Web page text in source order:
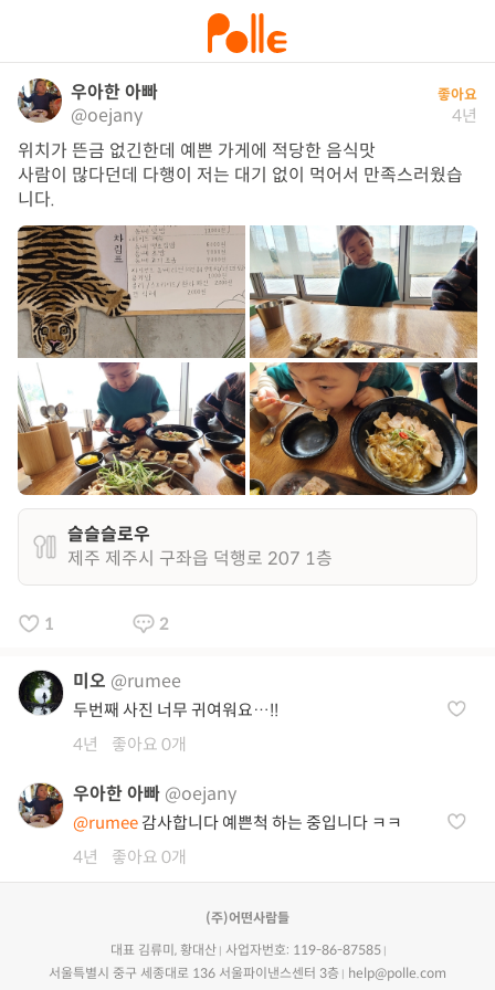
우아한 아빠
@oejany
좋아요
4년
위치가 뜬금 없긴한데 예쁜 가게에 적당한 음식맛
사람이 많다던데 다행이 저는 대기 없이 먹어서 만족스러웠습
니다.
슬슬슬로우
제주 제주시 구좌읍 덕행로 207 1층
1 2
미오 @rumee
두번째 사진 너무 귀여워요…!!
4년
좋아요 0개
우아한 아빠 @oejany
@rumee 감사합니다 예쁜척 하는 중입니다 ㅋㅋ
4년
좋아요 0개
(주)어떤사람들
대표 김류미, 황대산
사업자번호: 119-86-87585
서울특별시 중구 세종대로 136 서울파이낸스센터 3층
help@polle.com